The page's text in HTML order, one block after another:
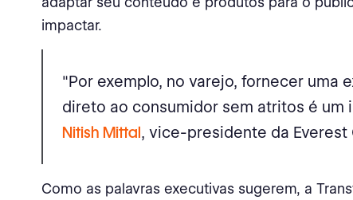
impactar.
"Por exemplo, no varejo, fornecer uma
direto ao consumidor sem atritos é um
Nitish Mittal, vice-presidente da Everest
Como as palavras executivas sugerem, a